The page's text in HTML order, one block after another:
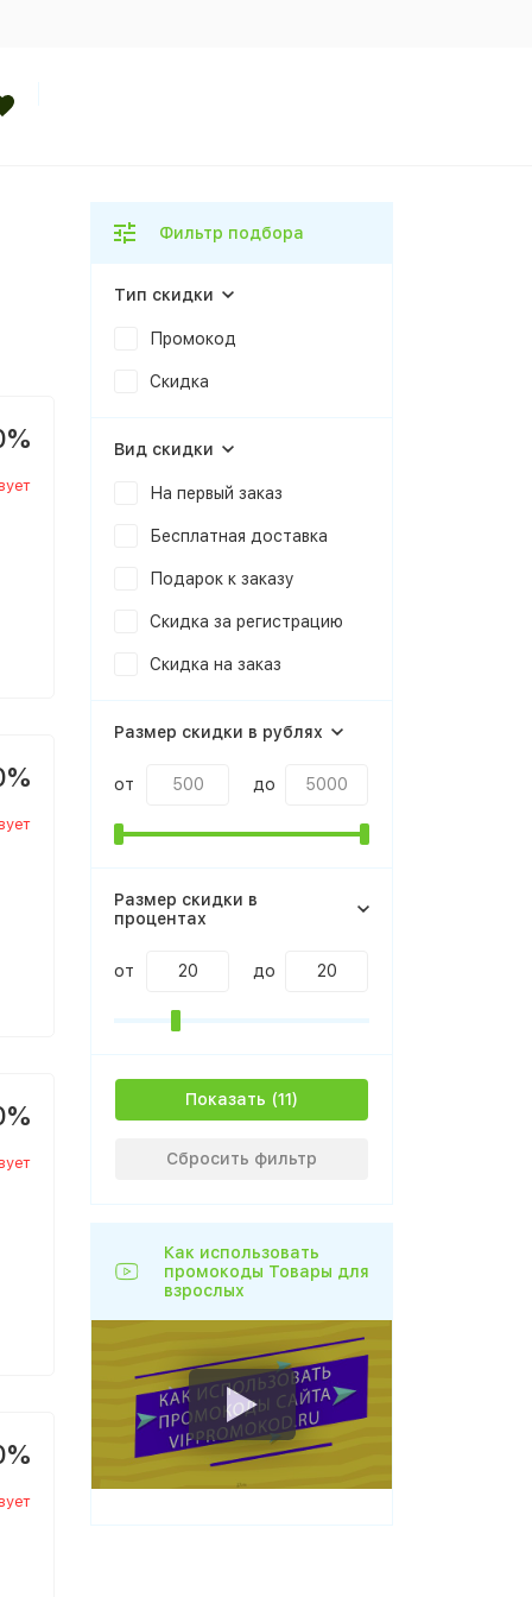
Фильтр подбора
Тип скидки
Промокод
Скидка
Вид скидки
На первый заказ
Бесплатная доставка
Подарок к заказу
Скидка за регистрацию
Скидка на заказ
Размер скидки в рублях
от до
Размер скидки в
процентах
от до
Показать
Сбросить фильтр
Как использовать
промокоды Товары для
взрослых